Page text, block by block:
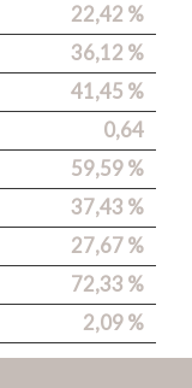
22,42 %
36,12 %
41,45 %
0,64
59,59 %
37,43 %
27,67 %
72,33 %
2,09 %